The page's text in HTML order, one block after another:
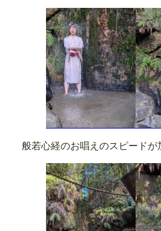
般若心経のお唱えのスピードが